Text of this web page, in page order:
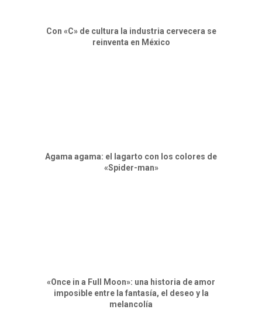
Con «C» de cultura la industria cervecera se
reinventa en México
Agama agama: el lagarto con los colores de
«Spider-man»
«Once in a Full Moon»: una historia de amor
imposible entre la fantasía, el deseo y la
melancolía